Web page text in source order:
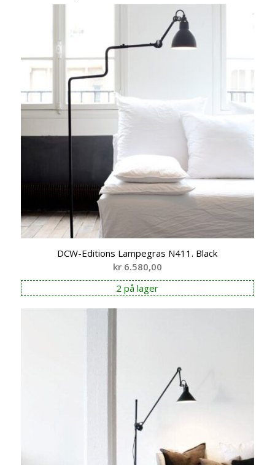
DCW-Editions Lampegras N411. Black
kr6.580,00
2 på lager